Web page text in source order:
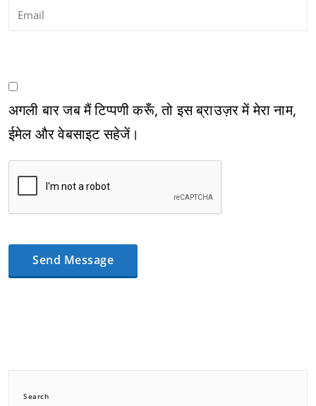
अगली बार जब मैं टिप्पणी करूँ, तो इस ब्राउज़र में मेरा नाम,
ईमेल और वेबसाइट सहेजें।
Search